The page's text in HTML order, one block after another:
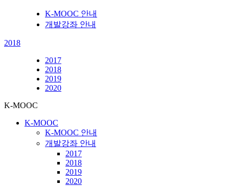
K-MOOC 안내
개발강좌 안내
2018
2017
2018
2019
2020
K-MOOC
K-MOOC
K-MOOC 안내
개발강좌 안내
2017
2018
2019
2020